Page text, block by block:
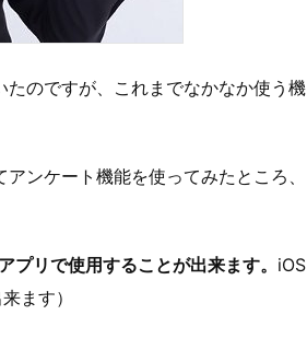
たのですが、これまでなかなか使う機
ンケート機能を使ってみたところ、
リで使用することが出来ます。 iOS
ます）